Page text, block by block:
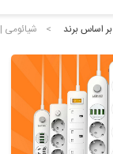
بر اساس برند > شیائومی | Xiaomi